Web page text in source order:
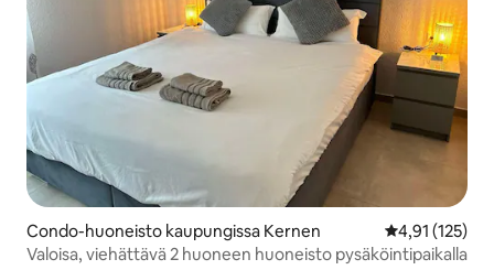
Condo-huoneisto kaupungissa Kernen
4,91 (125)
Valoisa, viehättävä 2 huoneen huoneisto pysäköintipaikalla